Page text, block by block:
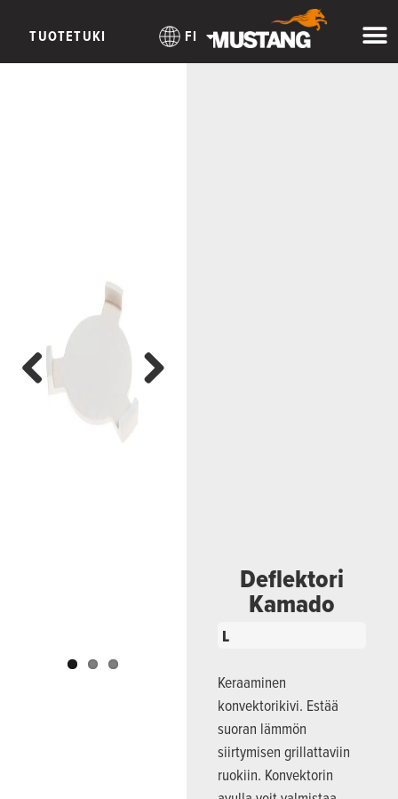
TUOTETUKI FI
Deflektori
Kamado
L
Keraaminen
konvektorikivi. Estää
suoran lämmön
siirtymisen grillattaviin
ruokiin. Konvektorin